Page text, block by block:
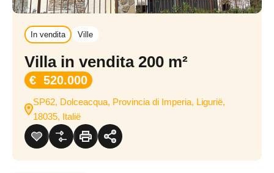
In vendita Ville
Villa in vendita 200 m²
€ 520.000
SP62, Dolceacqua, Provincia di Imperia, Ligurië,
18035, Italië